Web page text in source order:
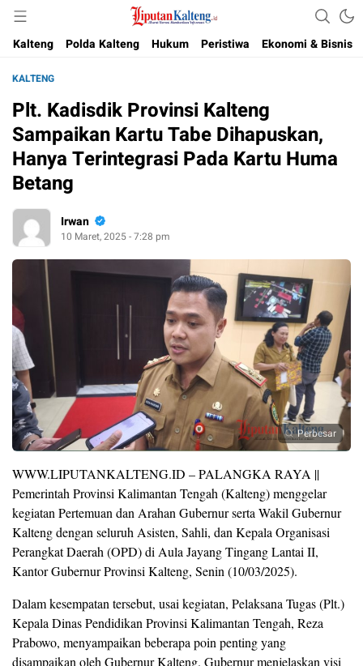
Liputan Kalteng
Akurat, Terpercaya & Independent
Kalteng
Polda Kalteng Hukum Peristiwa Ekonomi & Bisnis
KALTENG
Plt. Kadisdik Provinsi Kalteng
Sampaikan Kartu Tabe Dihapuskan,
Hanya Terintegrasi Pada Kartu Huma
Betang
Irwan
10 Maret, 2025 - 7:28 pm
Perbesar
WWW.LIPUTANKALTENG.ID – PALANGKA RAYA ||
Pemerintah Provinsi Kalimantan Tengah (Kalteng) menggelar
kegiatan Pertemuan dan Arahan Gubernur serta Wakil Gubernur
Kalteng dengan seluruh Asisten, Sahli, dan Kepala Organisasi
Perangkat Daerah (OPD) di Aula Jayang Tingang Lantai II,
Kantor Gubernur Provinsi Kalteng, Senin (10/03/2025).
Dalam kesempatan tersebut, usai kegiatan, Pelaksana Tugas (Plt.)
Kepala Dinas Pendidikan Provinsi Kalimantan Tengah, Reza
Prabowo, menyampaikan beberapa poin penting yang
disampaikan oleh Gubernur Kalteng. Gubernur menjelaskan visi